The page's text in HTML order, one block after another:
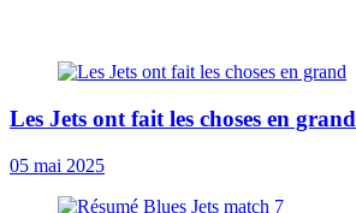
Les Jets ont fait les choses en grand
05 mai 2025